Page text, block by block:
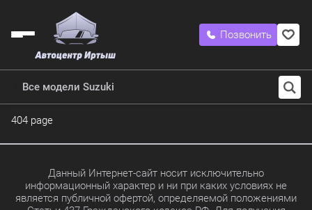
Позвонить
Все модели Suzuki
404 page
Данный Интернет-сайт носит исключительно
информационный характер и ни при каких условиях не
является публичной офертой, определяемой положениями